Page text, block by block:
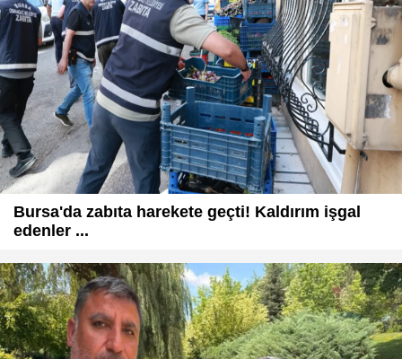
Bursa'da zabıta harekete geçti! Kaldırım işgal
edenler ...